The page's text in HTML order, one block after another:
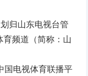
归山东电视台管
频道（简称：山
国电视体育联播平